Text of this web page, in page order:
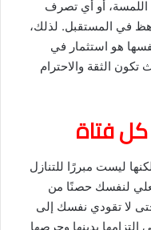
اللمسة، أو أي تصرف
في المستقبل. لذلك،
هو استثمار في
تكون الثقة والاحترام
فتاة
ليست مبررًا للتنازل
لنفسك حصنًا من
حتى لا تقودي نفسك إلى
التزامها بدينها وحرصها